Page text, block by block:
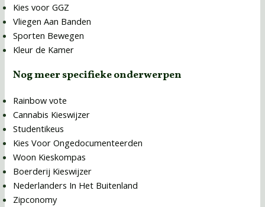
Kies voor GGZ
Vliegen Aan Banden
Sporten Bewegen
Kleur de Kamer
Nog meer specifieke onderwerpen
Rainbow vote
Cannabis Kieswijzer
Studentikeus
Kies Voor Ongedocumenteerden
Woon Kieskompas
Boerderij Kieswijzer
Nederlanders In Het Buitenland
Zipconomy